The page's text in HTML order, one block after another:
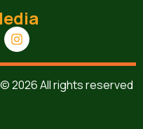
2026 All rights reserved